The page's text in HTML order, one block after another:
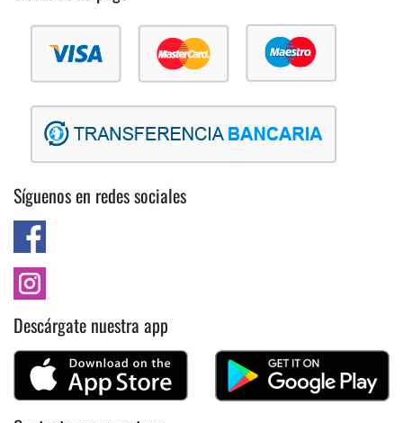
Síguenos en redes sociales
Descárgate nuestra app